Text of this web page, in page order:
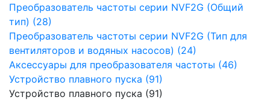
Преобразователь частоты серии NVF2G (Общий
тип) (28)
Преобразователь частоты серии NVF2G (Тип для
вентиляторов и водяных насосов) (24)
Аксессуары для преобразователя частоты (46)
Устройство плавного пуска (91)
Устройство плавного пуска (91)